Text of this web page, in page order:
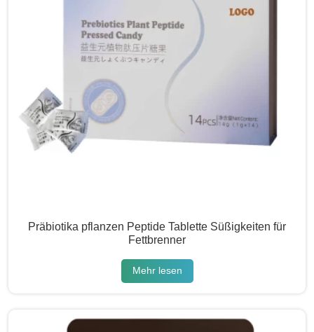
Präbiotika pflanzen Peptide Tablette Süßigkeiten für
Fettbrenner
Mehr lesen